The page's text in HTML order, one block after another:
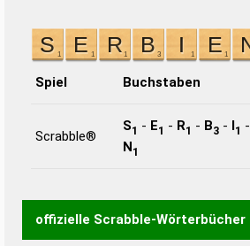
Spiel Buchstaben
Scrabble®
S1 - E1 - R1 - B3 - I1 -
N1
offizielle Scrabble-Wörterbücher